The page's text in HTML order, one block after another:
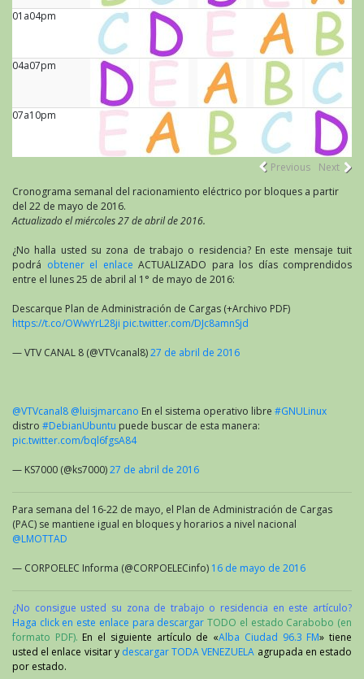
01a04pm
04a07pm
07a10pm
Previous
Next
Cronograma semanal del racionamiento eléctrico por bloques a partir
del 22 de mayo de 2016.
Actualizado el miércoles 27 de abril de 2016.
¿No halla usted su zona de trabajo o residencia? En este mensaje tuit
podrá obtener el enlace ACTUALIZADO para los días comprendidos
entre el lunes 25 de abril al 1° de mayo de 2016:
Descarque Plan de Administración de Cargas (+Archivo PDF)
https://t.co/OWwYrL28ji pic.twitter.com/DJc8amnSjd
— VTV CANAL 8 (@VTVcanal8)27 de abril de 2016
@VTVcanal8 @luisjmarcano En el sistema operativo libre #GNULinux
distro #DebianUbuntu puede buscar de esta manera:
pic.twitter.com/bql6fgsA84
— KS7000 (@ks7000)27 de abril de 2016
Para semana del 16-22 de mayo, el Plan de Administración de Cargas
(PAC) se mantiene igual en bloques y horarios a nivel nacional
@LMOTTAD
— CORPOELEC Informa (@CORPOELECinfo) 16 de mayo de 2016
¿No consigue usted su zona de trabajo o residencia en este artículo?
Haga click en este enlace para descargar TODO el estado Carabobo (en
formato PDF). En el siguiente artículo de «Alba Ciudad 96.3 FM» tiene
usted el enlace visitar y descargar TODA VENEZUELA agrupada en estado
por estado.